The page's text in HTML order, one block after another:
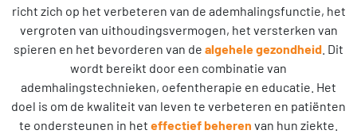
richt zich op het verbeteren van de ademhalingsfunctie, het
vergroten van uithoudingsvermogen, het versterken van
spieren en het bevorderen van de algehele gezondheid . Dit
wordt bereikt door een combinatie van
ademhalingstechnieken, oefentherapie en educatie. Het
doel is om de kwaliteit van leven te verbeteren en patiënten
te ondersteunen in het effectief beheren van hun ziekte.